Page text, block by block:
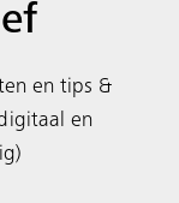
en tips &
en